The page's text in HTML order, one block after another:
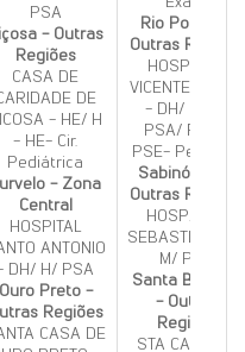
PSA
- Outras
Regiões
CASA DE
DE
- HE/ H
- HE- Cir.
Pediátrica
- Zona
Central
HOSPITAL
ANTONIO
DH/ H/ PSA
Ouro Preto -
Regiões
CASA DE
Rio Pomba -
Outras Regiões
HOSP SAO
VICENTE PAULO
- DH/ H/ M/
PSA/ PSE -
PSE- Pediatria
Sabinópolis -
Outras Regiões
HOSP. SÃO
SEBASTIÃO - H/
M/ PSA
Santa Bárbara
- Outras
Regiões
STA CASA NS